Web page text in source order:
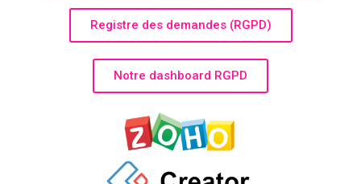
Registre des demandes (RGPD)
Notre dashboard RGPD